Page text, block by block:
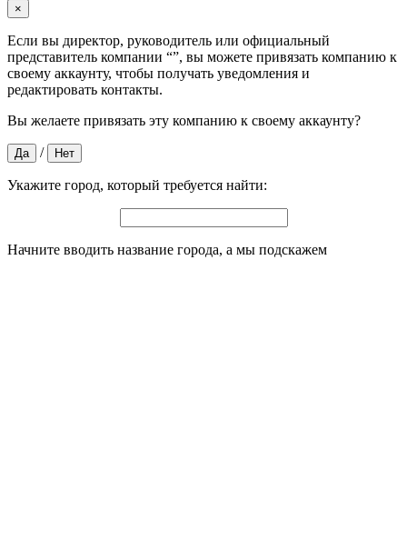
×
Если вы директор, руководитель или официальный
представитель компании “”, вы можете привязать компанию к
своему аккаунту, чтобы получать уведомления и
редактировать контакты.
Вы желаете привязать эту компанию к своему аккаунту?
Да / Нет
Укажите город, который требуется найти:
Начните вводить название города, а мы подскажем